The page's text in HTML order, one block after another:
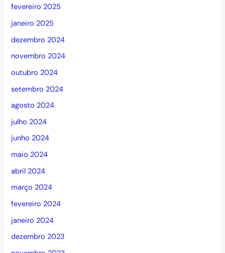
fevereiro 2025
janeiro 2025
dezembro 2024
novembro 2024
outubro 2024
setembro 2024
agosto 2024
julho 2024
junho 2024
maio 2024
abril 2024
março 2024
fevereiro 2024
janeiro 2024
dezembro 2023